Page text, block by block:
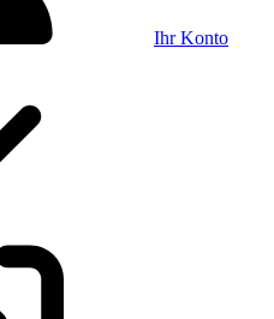
Ihr Konto